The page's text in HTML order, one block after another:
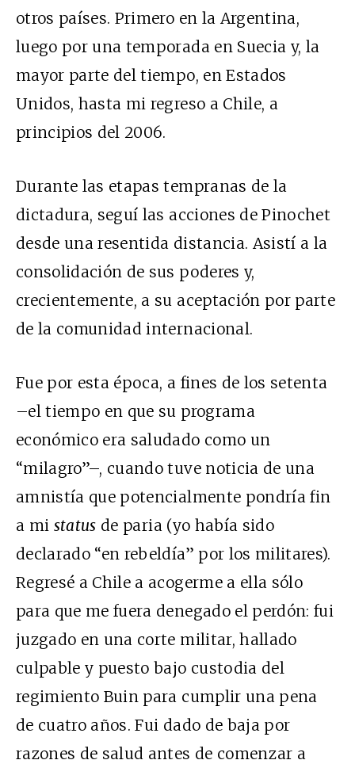
otros países. Primero en la Argentina,
luego por una temporada en Suecia y, la
mayor parte del tiempo, en Estados
Unidos, hasta mi regreso a Chile, a
principios del 2006.
Durante las etapas tempranas de la
dictadura, seguí las acciones de Pinochet
desde una resentida distancia. Asistí a la
consolidación de sus poderes y,
crecientemente, a su aceptación por parte
de la comunidad internacional.
Fue por esta época, a fines de los setenta
–el tiempo en que su programa
económico era saludado como un
“milagro”–, cuando tuve noticia de una
amnistía que potencialmente pondría fin
a mi status de paria (yo había sido
declarado “en rebeldía” por los militares).
Regresé a Chile a acogerme a ella sólo
para que me fuera denegado el perdón: fui
juzgado en una corte militar, hallado
culpable y puesto bajo custodia del
regimiento Buin para cumplir una pena
de cuatro años. Fui dado de baja por
razones de salud antes de comenzar a